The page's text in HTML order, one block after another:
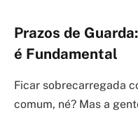
Prazos de
é Fundamental
Ficar sobrecarregada
comum, né? Mas a